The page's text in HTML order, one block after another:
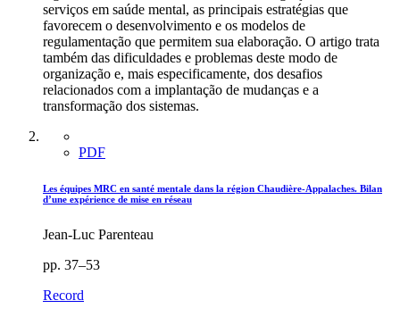
serviços em saúde mental, as principais estratégias que
favorecem o desenvolvimento e os modelos de
regulamentação que permitem sua elaboração. O artigo trata
também das dificuldades e problemas deste modo de
organização e, mais especificamente, dos desafios
relacionados com a implantação de mudanças e a
transformação dos sistemas.
PDF
Les équipes MRC en santé mentale dans la région Chaudière-Appalaches. Bilan
d’une expérience de mise en réseau
Jean-Luc Parenteau
pp. 37–53
Record